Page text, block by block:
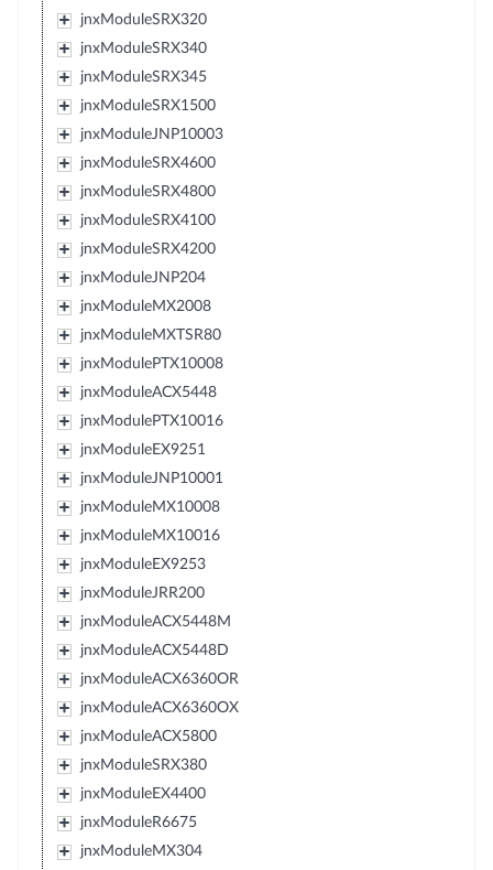
jnxModuleSRX320
jnxModuleSRX340
jnxModuleSRX345
jnxModuleSRX1500
jnxModuleJNP10003
jnxModuleSRX4600
jnxModuleSRX4800
jnxModuleSRX4100
jnxModuleSRX4200
jnxModuleJNP204
jnxModuleMX2008
jnxModuleMXTSR80
jnxModulePTX10008
jnxModuleACX5448
jnxModulePTX10016
jnxModuleEX9251
jnxModuleJNP10001
jnxModuleMX10008
jnxModuleMX10016
jnxModuleEX9253
jnxModuleJRR200
jnxModuleACX5448M
jnxModuleACX5448D
jnxModuleACX6360OR
jnxModuleACX6360OX
jnxModuleACX5800
jnxModuleSRX380
jnxModuleEX4400
jnxModuleR6675
jnxModuleMX304